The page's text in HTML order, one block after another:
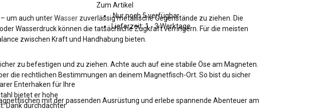
auch unter Wasser zuverlässig metallische Gegenstände zu ziehen. Die
Wasserdruck können die tatsächliche Zugkraft verringern. Für die meisten
zwischen Kraft und Handhabung bieten.
zu befestigen und zu ziehen. Achte auch auf eine stabile Öse am Magneten.
die rechtlichen Bestimmungen an deinem Magnetfisch-Ort. So bist du sicher
mit der passenden Ausrüstung und erlebe spannende Abenteuer am
Enterhaken für Ihre
bietet er hohe
Dank durchdachter
Zum Artikel
Nur noch 5 verfügbar
Lieferzeit:1 - 3 Werktage